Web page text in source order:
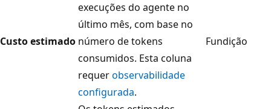
Custo estimado
execuções do agente no
último mês, com base no
número de tokens
consumidos. Esta coluna
requerobservabilidade
configurada.
Fundição